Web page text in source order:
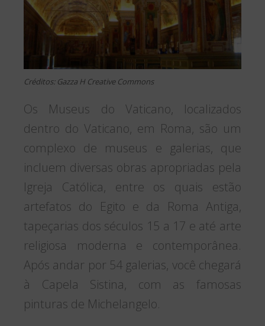
Créditos: Gazza H Creative Commons
Os Museus do Vaticano, localizados
dentro do Vaticano, em Roma, são um
complexo de museus e galerias, que
incluem diversas obras apropriadas pela
Igreja Católica, entre os quais estão
artefatos do Egito e da Roma Antiga,
tapeçarias dos séculos 15 a 17 e até arte
religiosa moderna e contemporânea.
Após andar por 54 galerias, você chegará
à Capela Sistina, com as famosas
pinturas de Michelangelo.